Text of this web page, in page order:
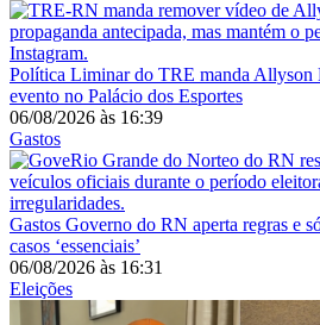
Política Liminar do TRE manda Allyson
evento no Palácio dos Esportes
06/08/2026 às 16:39
Gastos
Gastos Governo do RN aperta regras e
casos ‘essenciais’
06/08/2026 às 16:31
Eleições